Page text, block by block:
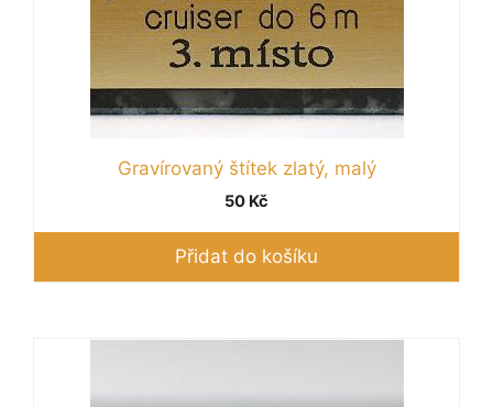
Gravírovaný štítek zlatý, malý
50 Kč
Přidat do košíku